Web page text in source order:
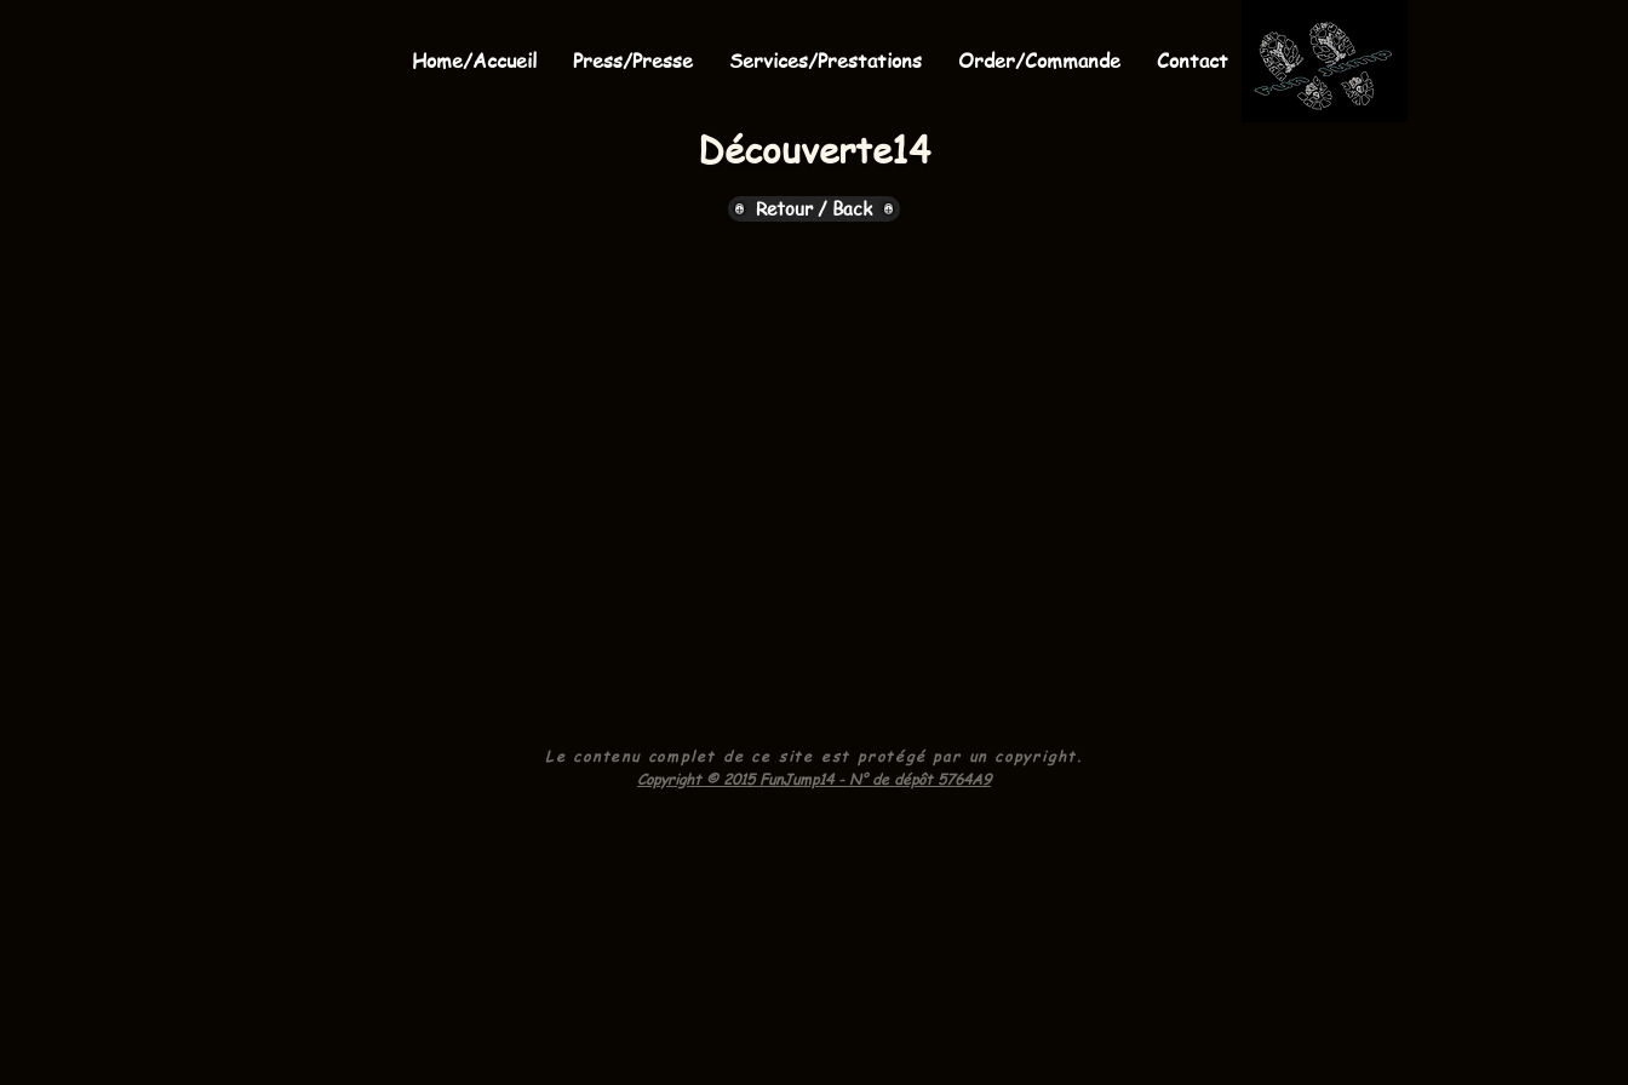
Home/Accueil Press/Presse Services/Prestations Order/Commande Contact
Découverte14
Retour / Back
Le contenu complet de ce site est protégé par un copyright.
Copyright © 2015 FunJump14 - N° de dépôt 5764A9